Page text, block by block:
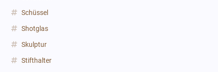
Schüssel
Shotglas
Skulptur
Stifthalter